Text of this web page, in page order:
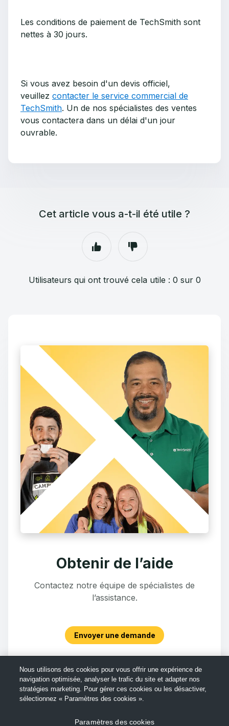
Les conditions de paiement de TechSmith sont
nettes à 30 jours.
Si vous avez besoin d'un devis officiel,
veuillez contacter le service commercial de
TechSmith. Un de nos spécialistes des ventes
vous contactera dans un délai d'un jour
ouvrable.
Cet article vous a-t-il été utile ?
Utilisateurs qui ont trouvé cela utile : 0 sur 0
Obtenir de l’aide
Contactez notre équipe de spécialistes de
l’assistance.
Envoyer une demande
Nous utilisons des cookies pour vous offrir une expérience de
navigation optimisée, analyser le trafic du site et adapter nos
stratégies marketing. Pour gérer ces cookies ou les désactiver,
sélectionnez « Paramètres des cookies ».
Paramètres des cookies